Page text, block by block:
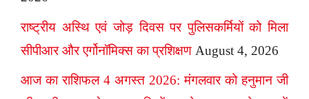
राष्ट्रीय अस्थि एवं जोड़ दिवस पर पुलिसकर्मियों को मिला
सीपीआर और एर्गोनॉमिक्स का प्रशिक्षण August 4, 2026
आज का राशिफल 4 अगस्त 2026: मंगलवार को हनुमान जी